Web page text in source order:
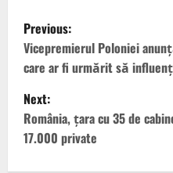
P
o
s
t
n
Previous:
Vicepremierul Poloniei
care ar fi urmărit să
Next:
România, ţara cu 35 de
17.000 private